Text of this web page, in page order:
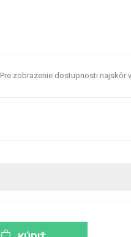
Pre zobrazenie dostupnosti najskôr